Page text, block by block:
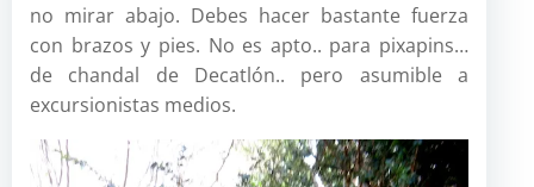
no mirar abajo. Debes hacer bastante fuerza
con brazos y pies. No es apto.. para pixapins…
de chandal de Decatlón.. pero asumible a
excursionistas medios.